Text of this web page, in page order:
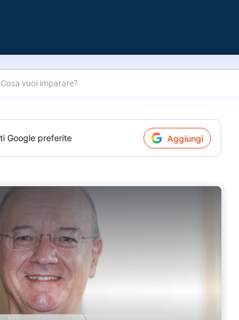
Google preferite Aggiungi